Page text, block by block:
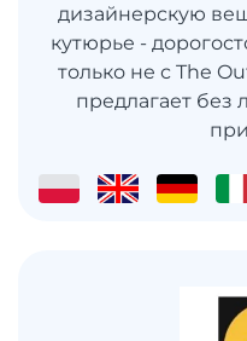
дизайнерскую
кутюрье -
только не с The
предлагает без